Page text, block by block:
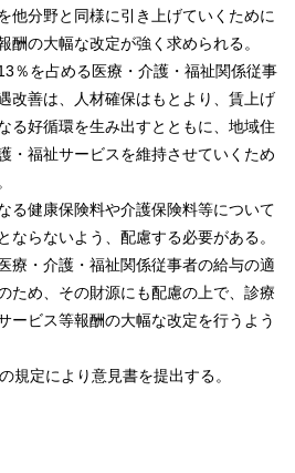
他分野と同様に引き上げていくために
酬の大幅な改定が強く求められる。
％を占める医療・介護・福祉関係従事
改善は、人材確保はもとより、賃上げ
る好循環を生み出すとともに、地域住
・福祉サービスを維持させていくため
る健康保険料や介護保険料等について
ならないよう、配慮する必要がある。
療・介護・福祉関係従事者の給与の適
ため、その財源にも配慮の上で、診療
ービス等報酬の大幅な改定を行うよう
定により意見書を提出する。